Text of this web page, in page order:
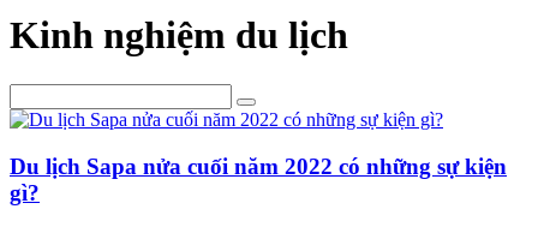
Kinh nghiệm du lịch
Du lịch Sapa nửa cuối năm 2022 có những sự kiện
gì?